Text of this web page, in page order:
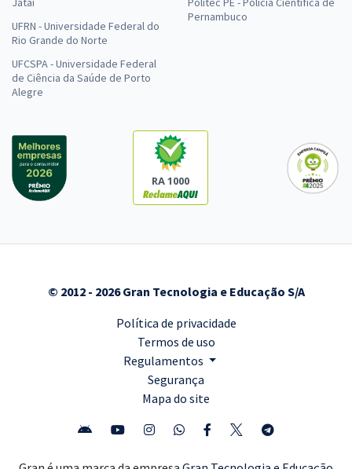
UFRN - Universidade Federal do
Rio Grande do Norte
UFCSPA - Universidade Federal
de Ciência da Saúde de Porto
Alegre
Pernambuco
RA 1000
© 2012 - 2026 Gran Tecnologia e Educação S/A
Política de privacidade
Termos de uso
Regulamentos
Segurança
Mapa do site